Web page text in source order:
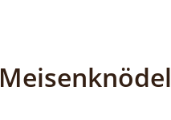
Meisenknödel